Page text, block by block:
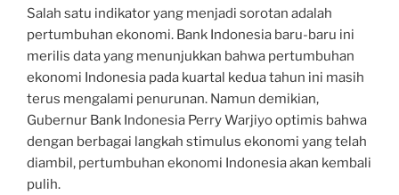
Salah satu indikator yang menjadi sorotan adalah
pertumbuhan ekonomi. Bank Indonesia baru-baru ini
merilis data yang menunjukkan bahwa pertumbuhan
ekonomi Indonesia pada kuartal kedua tahun ini masih
terus mengalami penurunan. Namun demikian,
Gubernur Bank Indonesia Perry Warjiyo optimis bahwa
dengan berbagai langkah stimulus ekonomi yang telah
diambil, pertumbuhan ekonomi Indonesia akan kembali
pulih.